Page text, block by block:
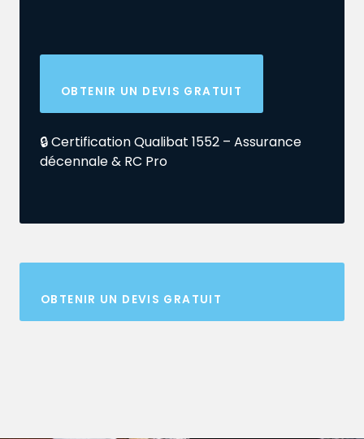
OBTENIR UN DEVIS GRATUIT
🔒 Certification Qualibat 1552 – Assurance
décennale & RC Pro
OBTENIR UN DEVIS GRATUIT